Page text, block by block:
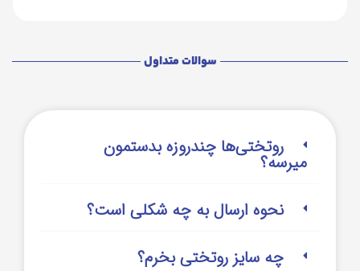
سوالات متداول
روتختی‌‌ها چندروزه بدستمون
میرسه؟
نحوه ارسال به چه شکلی است؟
چه سایز روتختی بخرم؟